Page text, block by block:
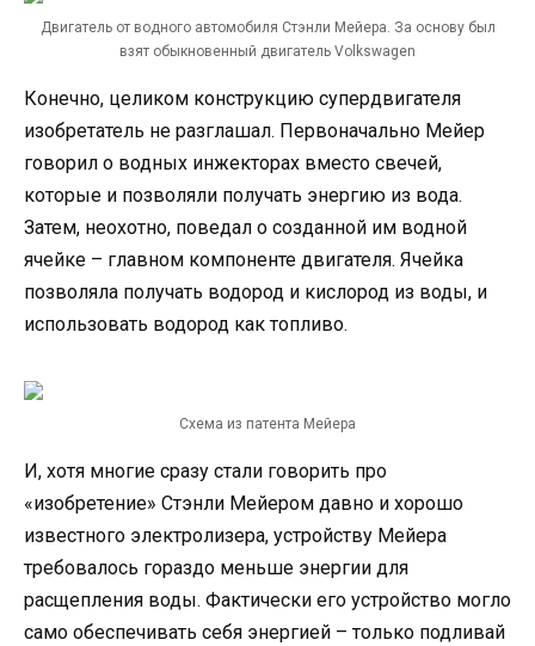
Двигатель от водного автомобиля Стэнли Мейера. За основу был
взят обыкновенный двигатель Volkswagen
Конечно, целиком конструкцию супердвигателя
изобретатель не разглашал. Первоначально Мейер
говорил о водных инжекторах вместо свечей,
которые и позволяли получать энергию из вода.
Затем, неохотно, поведал о созданной им водной
ячейке – главном компоненте двигателя. Ячейка
позволяла получать водород и кислород из воды, и
использовать водород как топливо.
Схема из патента Мейера
И, хотя многие сразу стали говорить про
«изобретение» Стэнли Мейером давно и хорошо
известного электролизера, устройству Мейера
требовалось гораздо меньше энергии для
расщепления воды. Фактически его устройство могло
само обеспечивать себя энергией – только подливай